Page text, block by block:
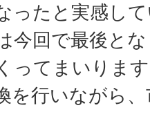
ったと実感し
今回で最後と
ってまいりま
を行いながら